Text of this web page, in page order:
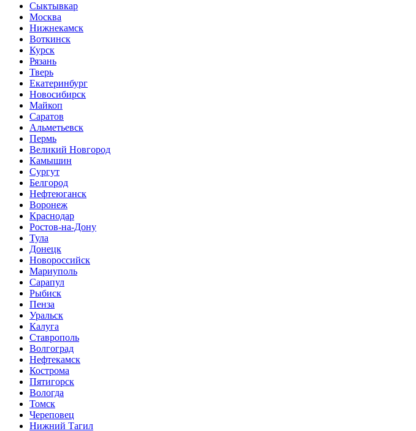
Сыктывкар
Москва
Нижнекамск
Воткинск
Курск
Рязань
Тверь
Екатеринбург
Новосибирск
Майкоп
Саратов
Альметьевск
Пермь
Великий Новгород
Камышин
Сургут
Белгород
Нефтеюганск
Воронеж
Краснодар
Ростов-на-Дону
Тула
Донецк
Новороссийск
Мариуполь
Сарапул
Рыбиск
Пенза
Уральск
Калуга
Ставрополь
Волгоград
Нефтекамск
Кострома
Пятигорск
Вологда
Томск
Череповец
Нижний Тагил